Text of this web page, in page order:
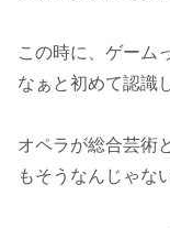
この時に、ゲーム
なぁと初めて認識
オペラが総合芸術
もそうなんじゃな